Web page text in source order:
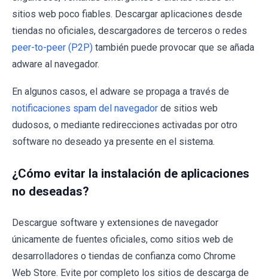
sitios web poco fiables. Descargar aplicaciones desde
tiendas no oficiales, descargadores de terceros o redes
peer-to-peer (P2P) también puede provocar que se añada
adware al navegador.
En algunos casos, el adware se propaga a través de
notificaciones spam del navegador de sitios web
dudosos, o mediante redirecciones activadas por otro
software no deseado ya presente en el sistema.
¿Cómo evitar la instalación de aplicaciones
no deseadas?
Descargue software y extensiones de navegador
únicamente de fuentes oficiales, como sitios web de
desarrolladores o tiendas de confianza como Chrome
Web Store. Evite por completo los sitios de descarga de